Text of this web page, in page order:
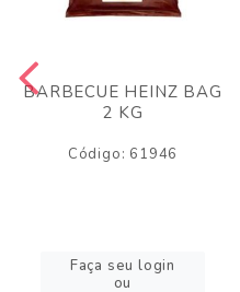
BARBECUE HEINZ BAG
2 KG
Código: 61946
Faça seu login
ou